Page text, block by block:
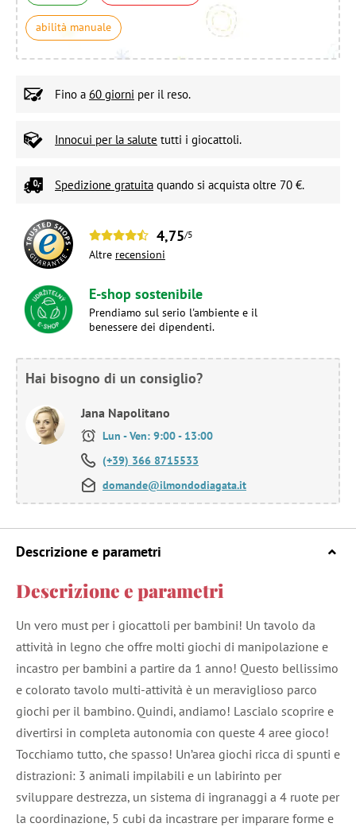
abilità manuale
Fino a 60 giorni per il reso.
Innocui per la salute tutti i giocattoli.
Spedizione gratuita quando si acquista oltre 70 €.
4,75/5
Altre recensioni
E-shop sostenibile
Prendiamo sul serio l'ambiente e il
benessere dei dipendenti.
Hai bisogno di un consiglio?
Jana Napolitano
Lun - Ven: 9:00 - 13:00
(+39) 366 8715533
domande@ilmondodiagata.it
Descrizione e parametri
Descrizione e parametri
Un vero must per i giocattoli per bambini! Un tavolo da
attività in legno che offre molti giochi di manipolazione e
incastro per bambini a partire da 1 anno! Questo bellissimo
e colorato tavolo multi-attività è un meraviglioso parco
giochi per il bambino. Quindi, andiamo! Lascialo scoprire e
divertirsi in completa autonomia con queste 4 aree gioco!
Tocchiamo tutto, che spasso! Un’area giochi ricca di spunti e
distrazioni: 3 animali impilabili e un labirinto per
sviluppare destrezza, un sistema di ingranaggi a 4 ruote per
la coordinazione, 5 cubi da incastrare per imparare forme e